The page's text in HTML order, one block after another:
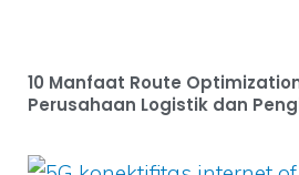
10 Manfaat Route
Perusahaan Logistik dan